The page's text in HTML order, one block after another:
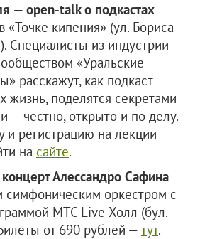
— open-talk о подкастах
в «Точке кипения» (ул. Бориса
Специалисты из индустрии
«Уральские
расскажут, как подкаст
жизнь, поделятся секретами
— честно, открыто и по делу.
и регистрацию на лекции
на сайте.
Алессандро Сафина
симфоническим оркестром c
МТС Live Холл (бул.
от 690 рублей — тут.